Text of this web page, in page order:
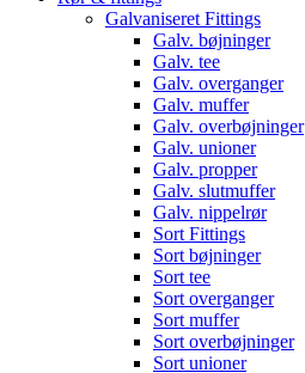
Galvaniseret Fittings
Galv. bøjninger
Galv. tee
Galv. overganger
Galv. muffer
Galv. overbøjninger
Galv. unioner
Galv. propper
Galv. slutmuffer
Galv. nippelrør
Sort Fittings
Sort bøjninger
Sort tee
Sort overganger
Sort muffer
Sort overbøjninger
Sort unioner